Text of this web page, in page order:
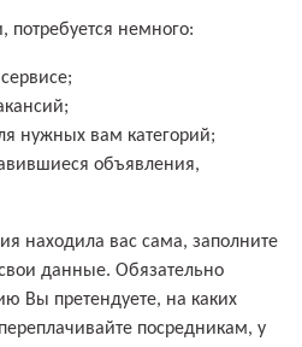
потребуется немного:
нужных вам категорий;
объявления,
находила вас сама, заполните
данные. Обязательно
Вы претендуете, на каких
посредникам, у